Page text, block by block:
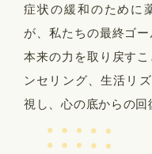
症状の緩和のために
が、私たちの最終ゴ
本来の力を取り戻す
ンセリング、生活リ
視し、心の底からの回